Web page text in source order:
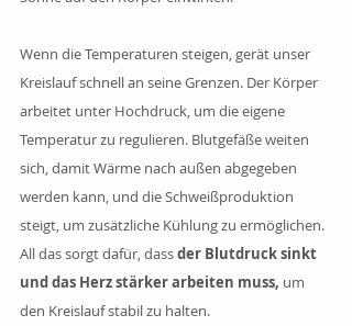
Wenn die Temperaturen steigen, gerät unser
Kreislauf schnell an seine Grenzen. Der Körper
arbeitet unter Hochdruck, um die eigene
Temperatur zu regulieren. Blutgefäße weiten
sich, damit Wärme nach außen abgegeben
werden kann, und die Schweißproduktion
steigt, um zusätzliche Kühlung zu ermöglichen.
All das sorgt dafür, dass der Blutdruck sinkt
und das Herz stärker arbeiten muss, um
den Kreislauf stabil zu halten.